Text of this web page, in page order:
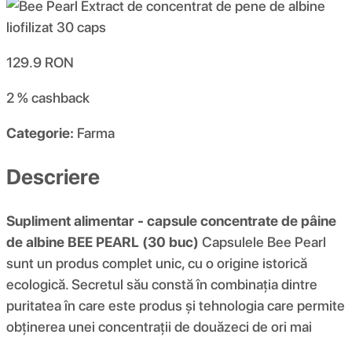
129.9 RON
2 %cashback
Categorie: Farma
Descriere
Supliment alimentar - capsule concentrate de pâine
de albine BEE PEARL (30 buc) Capsulele Bee Pearl
sunt un produs complet unic, cu o origine istorică
ecologică. Secretul său constă în combinația dintre
puritatea în care este produs și tehnologia care permite
obținerea unei concentrații de douăzeci de ori mai